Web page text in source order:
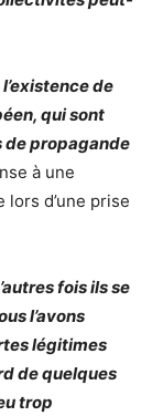
de
qui sont
de propagande
à une
lors d’une prise
fois ils se
l’avons
légitimes
de quelques
trop